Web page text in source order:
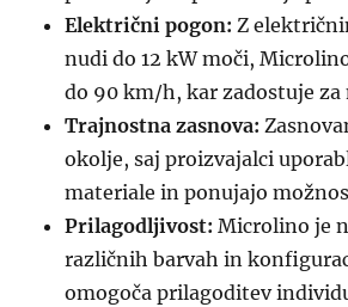
Električni pogon: Z
nudi do 12 kW moči,
do 90 km/h, kar zadostuje
Trajnostna zasnova:
okolje, saj proizvajalci
materiale in ponujajo
Prilagodljivost: Microlino je
različnih barvah in
omogoča prilagoditev